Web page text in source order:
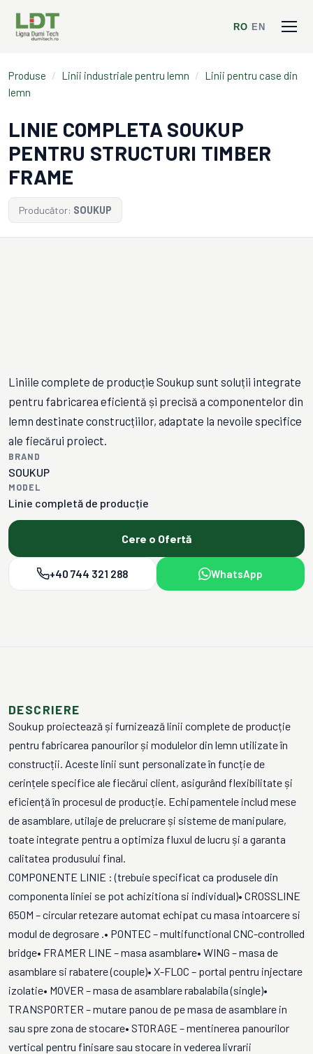
RO EN
Produse / Linii industriale pentru lemn / Linii pentru case din
lemn
LINIE COMPLETA SOUKUP
PENTRU STRUCTURI TIMBER
FRAME
Producător: SOUKUP
Liniile complete de producție Soukup sunt soluții integrate
pentru fabricarea eficientă și precisă a componentelor din
lemn destinate construcțiilor, adaptate la nevoile specifice
ale fiecărui proiect.
BRAND
SOUKUP
MODEL
Linie completă de producție
Cere o Ofertă
+40 744 321 288 WhatsApp
DESCRIERE
Soukup proiectează și furnizează linii complete de producție
pentru fabricarea panourilor și modulelor din lemn utilizate în
construcții. Aceste linii sunt personalizate în funcție de
cerințele specifice ale fiecărui client, asigurând flexibilitate și
eficiență în procesul de producție. Echipamentele includ mese
de asamblare, utilaje de prelucrare și sisteme de manipulare,
toate integrate pentru a optimiza fluxul de lucru și a garanta
calitatea produsului final.
COMPONENTE LINIE : (trebuie specificat ca produsele din
componenta liniei se pot achizitiona si individual)• CROSSLINE
650M – circular retezare automat echipat cu masa intoarcere si
modul de degrosare .• PONTEC – multifunctional CNC-controlled
bridge• FRAMER LINE – masa asamblare• WING – masa de
asamblare si rabatere (couple)• X-FLOC – portal pentru injectare
izolatie• MOVER – masa de asamblare rabalabila (single)•
TRANSPORTER – mutare panou de pe masa de asamblare in
sau spre zona de stocare• STORAGE – mentinerea panourilor
vertical pentru finisare sau stocare in vederea livrarii